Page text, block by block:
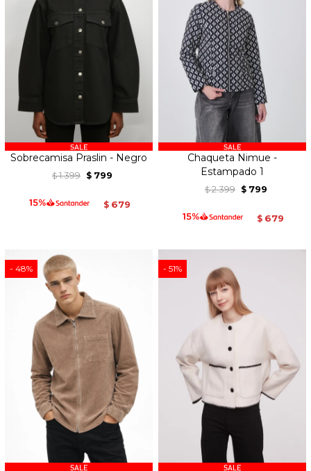
Sobrecamisa Praslin - Negro
$ 1.399 $ 799
$ 679
Chaqueta Nimue -
Estampado 1
$ 2.399 $ 799
$ 679
48 51